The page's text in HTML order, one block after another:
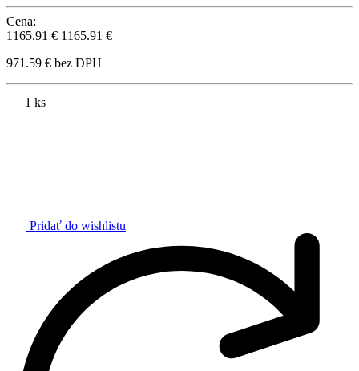
Cena:
1165.91 € 1165.91 €
971.59 € bez DPH
1 ks
Pridať do wishlistu